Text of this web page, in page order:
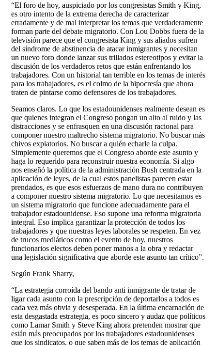
“El foro de hoy, auspiciado por los congresistas Smith y King,
es otro intento de la extrema derecha de caracterizar
erradamente y de mal interpretar los temas que verdaderamente
forman parte del debate migratorio. Con Lou Dobbs fuera de la
televisión parece que el congresista King y sus aliados sufren
del síndrome de abstinencia de atacar inmigrantes y necesitan
un nuevo foro donde lanzar sus trillados estereotipos y evitar la
discusión de los verdaderos retos que están enfrentando los
trabajadores. Con un historial tan terrible en los temas de interés
para los trabajadores, es el colmo de la hipocresía que ahora
traten de pintarse como defensores de los trabajadores.
Seamos claros. Lo que los estadounidenses realmente desean es
que quienes integran el Congreso pongan un alto al ruido y las
distracciones y se enfrasquen en una discusión racional para
componer nuestro maltrecho sistema migratorio. No buscar más
chivos expiatorios. No buscar a quién echarle la culpa.
Simplemente queremos que el Congreso aborde este asunto y
haga lo requerido para reconstruir nuestra economía. Si algo
nos enseñó la política de la administración Bush centrada en la
aplicación de leyes, de la cual estos panelistas parecen estar
prendados, es que esos esfuerzos de mano dura no contribuyen
a componer nuestro sistema migratorio. Lo que necesitamos es
un sistema migratorio que funcione adecuadamente para el
trabajador estadounidense. Eso supone una reforma migratoria
integral. Eso implica garantizar la protección de todos los
trabajadores y que nuestras leyes laborales se respeten. En vez
de trucos mediáticos como el evento de hoy, nuestros
funcionarios electos deben poner manos a la obra y redactar
una legislación significativa que aborde este asunto tan crítico”.
Según Frank Sharry,
“La estrategia corroída del bando anti inmigrante de tratar de
ligar cada asunto con la prescripción de deportarlos a todos es
cada vez más obvia y desesperada. En la última encarnación de
esta desgastada estrategia, es poco sincero y audaz que políticos
como Lamar Smith y Steve King ahora pretenden mostrar que
están más preocupados por los trabajadores estadounidenses
que los sindicatos, o que saben más de los temas de aplicación